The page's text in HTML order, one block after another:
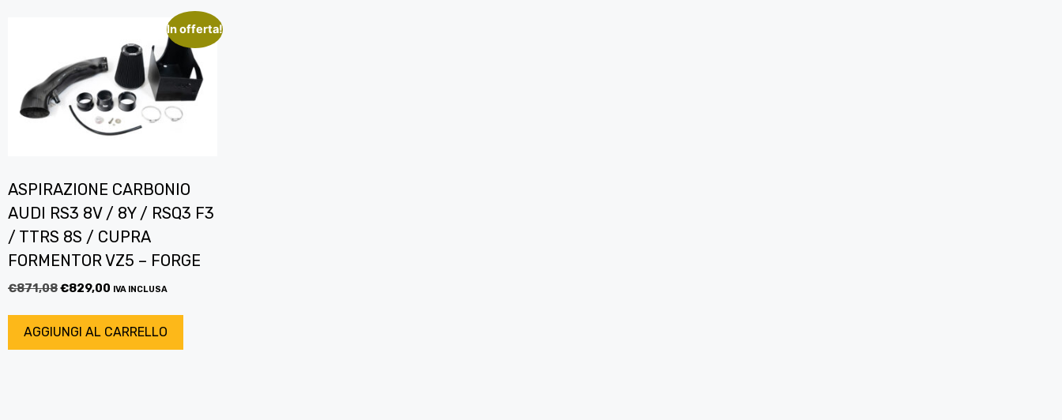
In offerta!
ASPIRAZIONE CARBONIO
AUDI RS3 8V / 8Y / RSQ3 F3
/ TTRS 8S / CUPRA
FORMENTOR VZ5 – FORGE
€871,08€829,00 IVA INCLUSA
AGGIUNGI AL CARRELLO